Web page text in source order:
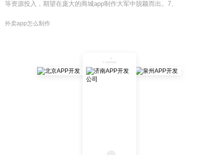
等资源投入，期望在庞大的商城app制作大军中脱颖而出。7、
外卖app怎么制作